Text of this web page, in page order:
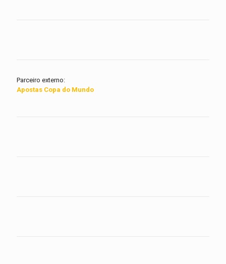
Parceiro externo:
Apostas Copa do Mundo